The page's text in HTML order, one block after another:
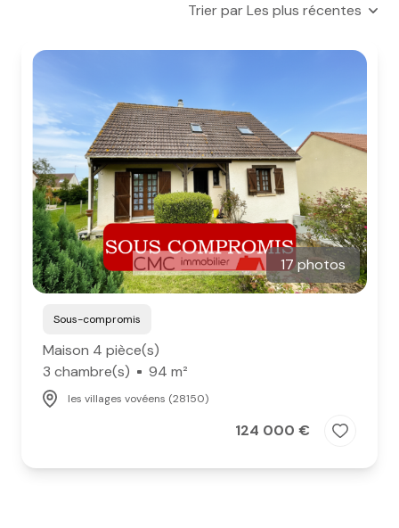
agence
nos
honoraires
contact
Trier par Les plus récentes
17 photos
Sous-compromis
Maison 4 pièce(s)
3 chambre(s)
94 m²
les villages vovéens (28150)
124 000 €